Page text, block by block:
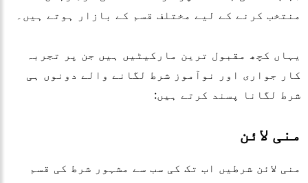
منتخب کرنے کے لیے مختلف قسم کے بازار ہوتے ہیں۔
یہاں کچھ مقبول ترین مارکیٹیں ہیں جن پر تجربہ
کار جواری اور نوآموز شرط لگانے والے دونوں ہی
شرط لگانا پسند کرتے ہیں:
منی لائن
منی لائن شرطیں اب تک کی سب سے مشہور شرط کی قسم